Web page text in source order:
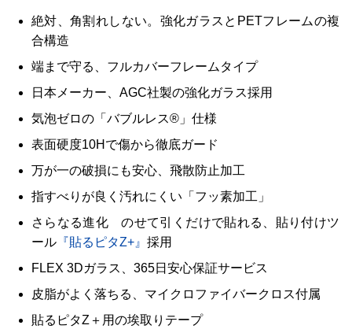
絶対、角割れしない。強化ガラスとPETフレームの複
合構造
端まで守る、フルカバーフレームタイプ
日本メーカー、AGC社製の強化ガラス採用
気泡ゼロの「バブルレス®」仕様
表面硬度10Hで傷から徹底ガード
万が一の破損にも安心、飛散防止加工
指すべりが良く汚れにくい「フッ素加工」
さらなる進化 のせて引くだけで貼れる、貼り付けツ
ール 『貼るピタZ+』 採用
FLEX 3Dガラス、365日安心保証サービス
皮脂がよく落ちる、マイクロファイバークロス付属
貼るピタZ＋用の埃取りテープ